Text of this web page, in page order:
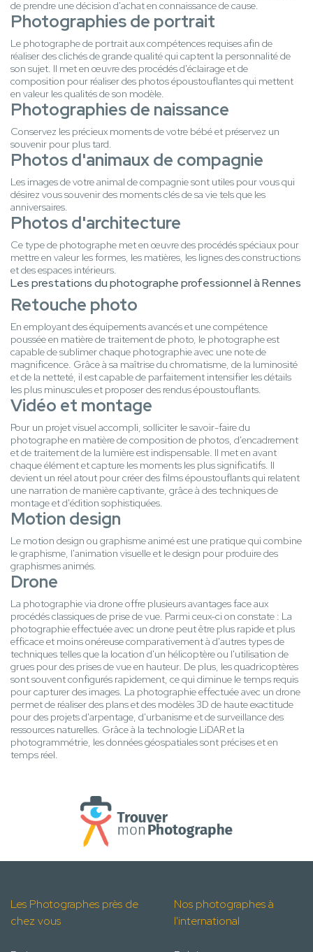
de prendre une décision d'achat en connaissance de cause.
Photographies de portrait
Le photographe de portrait aux compétences requises afin de
réaliser des clichés de grande qualité qui captent la personnalité de
son sujet. Il met en œuvre des procédés d'éclairage et de
composition pour réaliser des photos époustouflantes qui mettent
en valeur les qualités de son modèle.
Photographies de naissance
Conservez les précieux moments de votre bébé et préservez un
souvenir pour plus tard.
Photos d'animaux de compagnie
Les images de votre animal de compagnie sont utiles pour vous qui
désirez vous souvenir des moments clés de sa vie tels que les
anniversaires.
Photos d'architecture
Ce type de photographe met en œuvre des procédés spéciaux pour
mettre en valeur les formes, les matières, les lignes des constructions
et des espaces intérieurs.
Les prestations du photographe professionnel à Rennes
Retouche photo
En employant des équipements avancés et une compétence
poussée en matière de traitement de photo, le photographe est
capable de sublimer chaque photographie avec une note de
magnificence. Grâce à sa maîtrise du chromatisme, de la luminosité
et de la netteté, il est capable de parfaitement intensifier les détails
les plus minuscules et proposer des rendus époustouflants.
Vidéo et montage
Pour un projet visuel accompli, solliciter le savoir-faire du
photographe en matière de composition de photos, d'encadrement
et de traitement de la lumière est indispensable. Il met en avant
chaque élément et capture les moments les plus significatifs. Il
devient un réel atout pour créer des films époustouflants qui relatent
une narration de manière captivante, grâce à des techniques de
montage et d'édition sophistiquées.
Motion design
Le motion design ou graphisme animé est une pratique qui combine
le graphisme, l'animation visuelle et le design pour produire des
graphismes animés.
Drone
La photographie via drone offre plusieurs avantages face aux
procédés classiques de prise de vue. Parmi ceux-ci on constate : La
photographie effectuée avec un drone peut être plus rapide et plus
efficace et moins onéreuse comparativement à d'autres types de
techniques telles que la location d'un hélicoptère ou l'utilisation de
grues pour des prises de vue en hauteur. De plus, les quadricoptères
sont souvent configurés rapidement, ce qui diminue le temps requis
pour capturer des images. La photographie effectuée avec un drone
permet de réaliser des plans et des modèles 3D de haute exactitude
pour des projets d'arpentage, d'urbanisme et de surveillance des
ressources naturelles. Grâce à la technologie LiDAR et la
photogrammétrie, les données géospatiales sont précises et en
temps réel.
Les Photographes près de
chez vous
Nos photographes à
l'international